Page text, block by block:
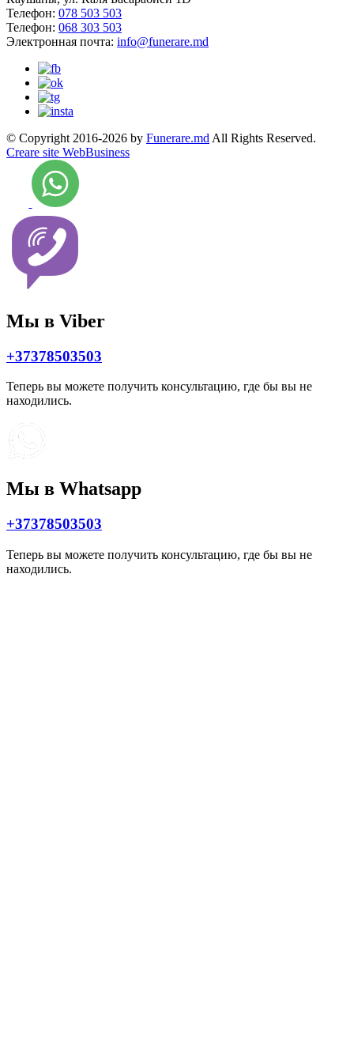
Телефон: 078 503 503
Телефон: 068 303 503
Электронная почта: info@funerare.md
© Copyright 2016-2026 by Funerare.md All Rights Reserved.
Creare site WebBusiness
Мы в Viber
+37378503503
Теперь вы можете получить консультацию, где бы вы не
находились.
Мы в Whatsapp
+37378503503
Теперь вы можете получить консультацию, где бы вы не
находились.